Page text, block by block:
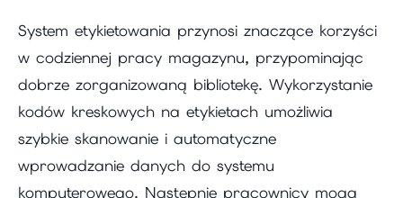
System etykietowania przynosi znaczące korzyści
w codziennej pracy magazynu, przypominając
dobrze zorganizowaną bibliotekę. Wykorzystanie
kodów kreskowych na etykietach umożliwia
szybkie skanowanie i automatyczne
wprowadzanie danych do systemu
komputerowego. Następnie pracownicy mogą